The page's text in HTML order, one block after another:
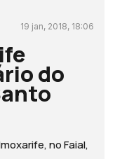
19 jan, 2018, 18:06
do
no Faial,